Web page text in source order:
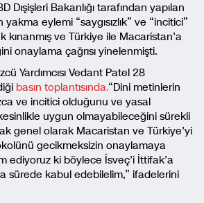
Dışişleri Bakanlığı tarafından yapılan
eylemi “saygısızlık” ve “incitici”
ve Türkiye ile Macaristan’a
onaylama çağrısı yinelenmişti.
Yardımcısı Vedant Patel 28
basın toplantısında.“Dini metinlerin
ve incitici olduğunu ve yasal
uygun olmayabileceğini sürekli
genel olarak Macaristan ve Türkiye’yi
gecikmeksizin onaylamaya
ediyoruz ki böylece İsveç’i İttifak’a
sürede kabul edebilelim,” ifadelerini